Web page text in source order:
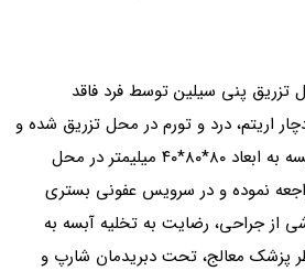
بدنبال تزریق پنی سیلین توسط فرد فاقد
اریتم، درد و تورم در محل تزریق شده و
بعد از ۴روز بدنبال بروز آبسه به ابعاد ۸۰*۸۰*۴۰ میلیمتر در محل
نموده و در سرویس عفونی بستری
از جراحی، رضایت ‌به تخلیه آبسه به
پزشک معالج، تحت دبریدمان شارپ و